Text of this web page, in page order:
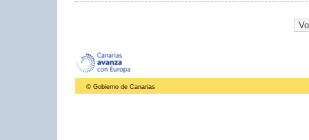
© Gobierno de Canarias